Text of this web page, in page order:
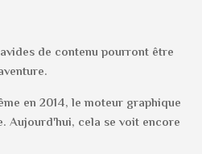
de contenu pourront être
en 2014, le moteur graphique
Aujourd'hui, cela se voit encore